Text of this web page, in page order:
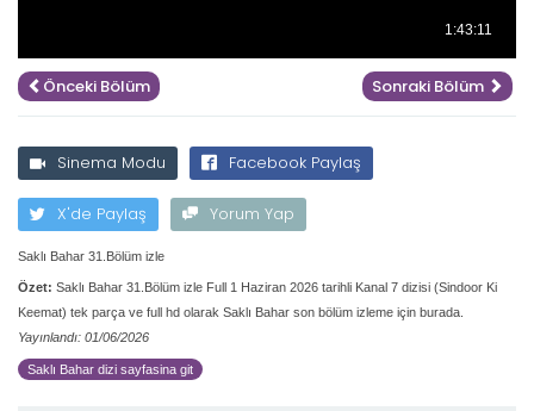
Önceki Bölüm Sonraki Bölüm
Sinema Modu Facebook Paylaş
X'de Paylaş Yorum Yap
Saklı Bahar 31.Bölüm izle
Özet: Saklı Bahar 31.Bölüm izle Full 1 Haziran 2026 tarihli Kanal 7 dizisi (Sindoor Ki
Keemat) tek parça ve full hd olarak Saklı Bahar son bölüm izleme için burada.
Yayınlandı: 01/06/2026
Saklı Bahar dizi sayfasina git